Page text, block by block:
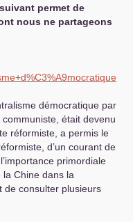
permet de
nous ne partageons
démocratique par
communiste, était devenu
réformiste, a permis le
d’un courant de
primordiale
Chine dans la
de consulter plusieurs